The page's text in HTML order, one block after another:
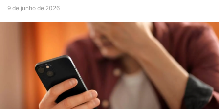
9 de junho de 2026